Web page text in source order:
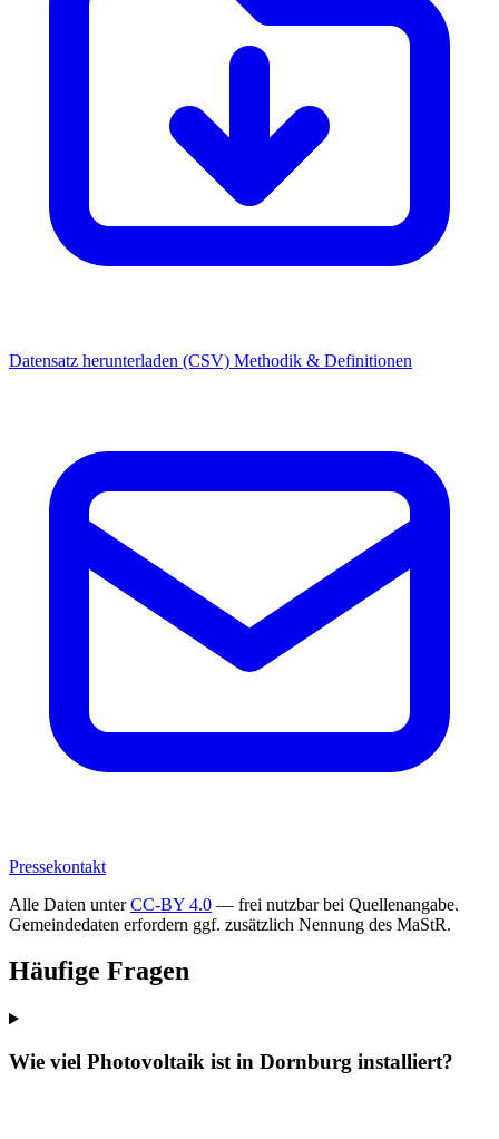
Datensatz herunterladen (CSV) Methodik & Definitionen
Pressekontakt
Alle Daten unterCC-BY 4.0 — frei nutzbar bei Quellenangabe.
Gemeindedaten erfordern ggf. zusätzlich Nennung des MaStR.
Häufige Fragen
Wie viel Photovoltaik ist in Dornburg installiert?